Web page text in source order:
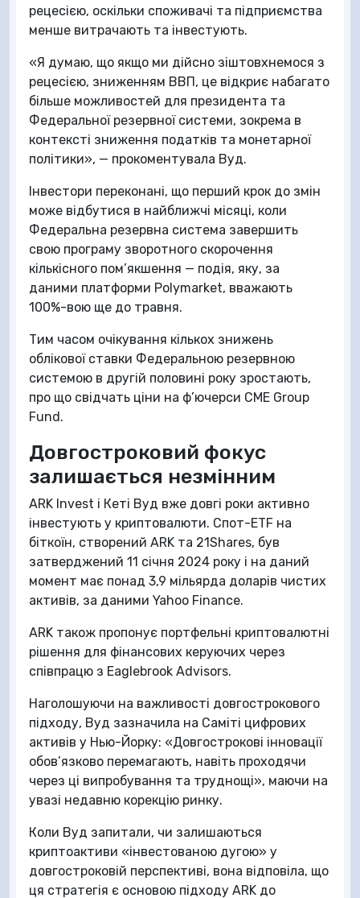
рецесією, оскільки споживачі та підприємства
менше витрачають та інвестують.
«Я думаю, що якщо ми дійсно зіштовхнемося з
рецесією, зниженням ВВП, це відкриє набагато
більше можливостей для президента та
Федеральної резервної системи, зокрема в
контексті зниження податків та монетарної
політики», — прокоментувала Вуд.
Інвестори переконані, що перший крок до змін
може відбутися в найближчі місяці, коли
Федеральна резервна система завершить
свою програму зворотного скорочення
кількісного пом’якшення — подія, яку, за
даними платформи Polymarket, вважають
100%-вою ще до травня.
Тим часом очікування кількох знижень
облікової ставки Федеральною резервною
системою в другій половині року зростають,
про що свідчать ціни на ф’ючерси CME Group
Fund.
Довгостроковий фокус
залишається незмінним
ARK Invest і Кеті Вуд вже довгі роки активно
інвестують у криптовалюти. Спот-ETF на
біткоїн, створений ARK та 21Shares, був
затверджений 11 січня 2024 року і на даний
момент має понад 3,9 мільярда доларів чистих
активів, за даними Yahoo Finance.
ARK також пропонує портфельні криптовалютні
рішення для фінансових керуючих через
співпрацю з Eaglebrook Advisors.
Наголошуючи на важливості довгострокового
підходу, Вуд зазначила на Саміті цифрових
активів у Нью-Йорку: «Довгострокові інновації
обов’язково перемагають, навіть проходячи
через ці випробування та труднощі», маючи на
увазі недавню корекцію ринку.
Коли Вуд запитали, чи залишаються
криптоактиви «інвестованою дугою» у
довгостроковій перспективі, вона відповіла, що
ця стратегія є основою підходу ARK до